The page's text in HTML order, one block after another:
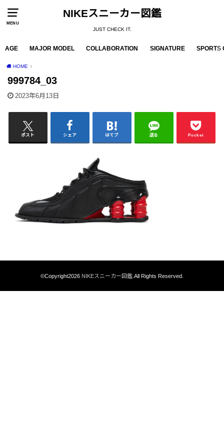
MENU
NIKEスニーカー図鑑
JUST CHECK IT.
AGE MAJOR MODEL COLLABORATION SIGNATURE SPORTS
HOME
999784_03
2023年6月13日
ポスト シェア はてブ 送る Pocket
©Copyright2026 NIKEスニーカー図鑑.All Rights Reserved.